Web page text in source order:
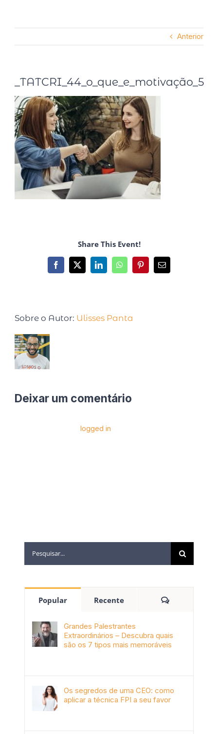
Anterior
_TATCRI_44_o_que_e_motivação_5
Share This Event!
Sobre o Autor: Ulisses Panta
Deixar um comentário
logged in
Popular Recente
Grandes Palestrantes
Extraordinários – Descubra quais
são os 7 tipos mais memoráveis
Os segredos de uma CEO: como
aplicar a técnica FPI a seu favor